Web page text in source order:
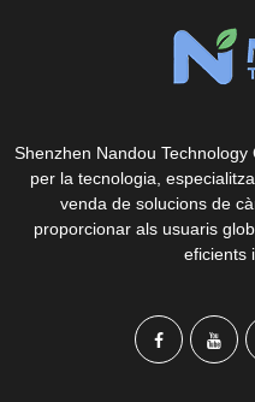
Shenzhen Nandou
per la tecnologia,
venda de solucions de
proporcionar als usuaris
eficients